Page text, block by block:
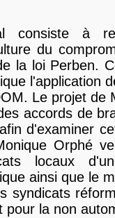
consiste à
du
la loi Perben.
l'application
Le projet de
accords de
d'examiner
Orphé
locaux
ainsi que le
syndicats
pour la non